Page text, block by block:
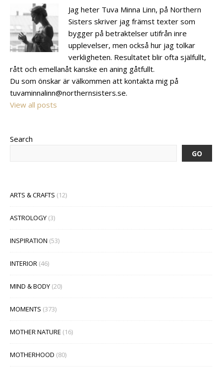
Jag heter Tuva Minna Linn, på Northern
Sisters skriver jag främst texter som
bygger på betraktelser utifrån inre
upplevelser, men också hur jag tolkar
verkligheten. Resultatet blir ofta själfullt,
rått och emellanåt kanske en aning gåtfullt.
Du som önskar är välkommen att kontakta mig på
tuvaminnalinn@northernsisters.se.
View all posts
Search
GO
ARTS & CRAFTS (12)
ASTROLOGY (3)
INSPIRATION (53)
INTERIOR (46)
MIND & BODY (20)
MOMENTS (373)
MOTHER NATURE (16)
MOTHERHOOD (80)